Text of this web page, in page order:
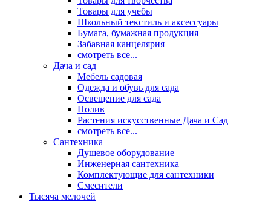
Товары для учебы
Школьный текстиль и аксессуары
Бумага, бумажная продукция
Забавная канцелярия
смотреть все...
Дача и сад
Мебель садовая
Одежда и обувь для сада
Освещение для сада
Полив
Растения искусственные Дача и Сад
смотреть все...
Сантехника
Душевое оборудование
Инженерная сантехника
Комплектующие для сантехники
Смесители
Тысяча мелочей